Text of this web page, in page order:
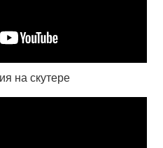
на скутере